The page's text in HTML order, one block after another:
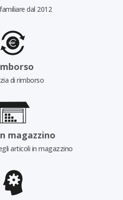
dal 2012
di rimborso
magazzino
articoli in magazzino